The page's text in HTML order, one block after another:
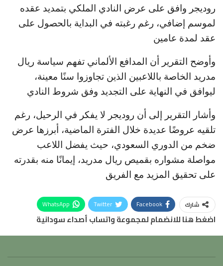
روديجر وافق على عرض النادي الملكي بتمديد عقده
لموسم إضافي، رغم رغبته في البداية بالحصول على
عقد لمدة عامين
وأوضح التقرير أن المدافع الألماني تفهم سياسة ريال
مدريد الخاصة باللاعبين الذين تجاوزوا سنًا معينة،
ليوافق في النهاية على التجديد وفق شروط النادي
وأشار التقرير إلى أن روديجر لا يفكر في الرحيل، رغم
تلقيه عروضًا عديدة خلال الفترة الماضية، أبرزها عرض
ضخم من الدوري السعودي، حيث يفضل اللاعب
مواصلة مشواره بقميص ريال مدريد، إيمانًا منه بقدرته
على تحقيق المزيد مع الفريق
شارك Facebook
Twitter
WhatsApp
اضغط هنا للانضمام لمجموعة واتساب أصداء سودانية